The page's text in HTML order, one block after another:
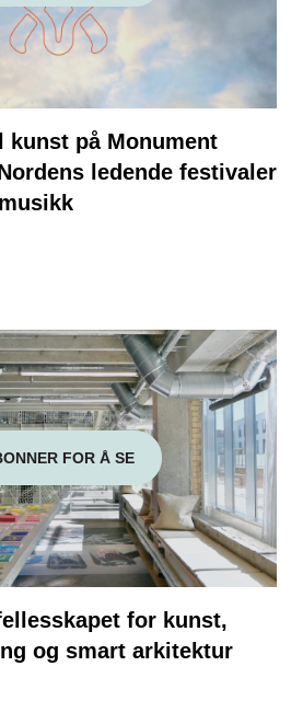
kunst på Monument
ledende festivaler
FOR Å SE
for kunst,
og smart arkitektur